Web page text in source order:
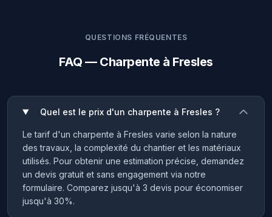
QUESTIONS FRÉQUENTES
FAQ — Charpente à Fresles
Quel est le prix d'un charpente à Fresles ?
Le tarif d'un charpente à Fresles varie selon la nature
des travaux, la complexité du chantier et les matériaux
utilisés. Pour obtenir une estimation précise, demandez
un devis gratuit et sans engagement via notre
formulaire. Comparez jusqu'à 3 devis pour économiser
jusqu'à 30%.